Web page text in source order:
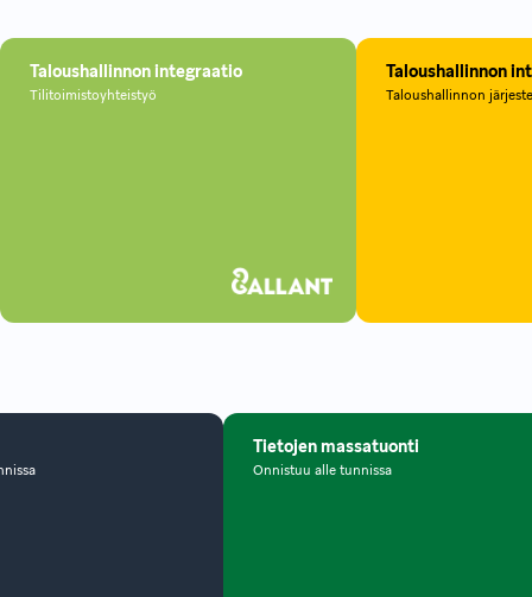
Taloushallinnon integraatio
Tilitoimistoyhteistyö
Taloushallinnon
Taloushallinnon
Tietojen massatuonti
Onnistuu alle tunnissa